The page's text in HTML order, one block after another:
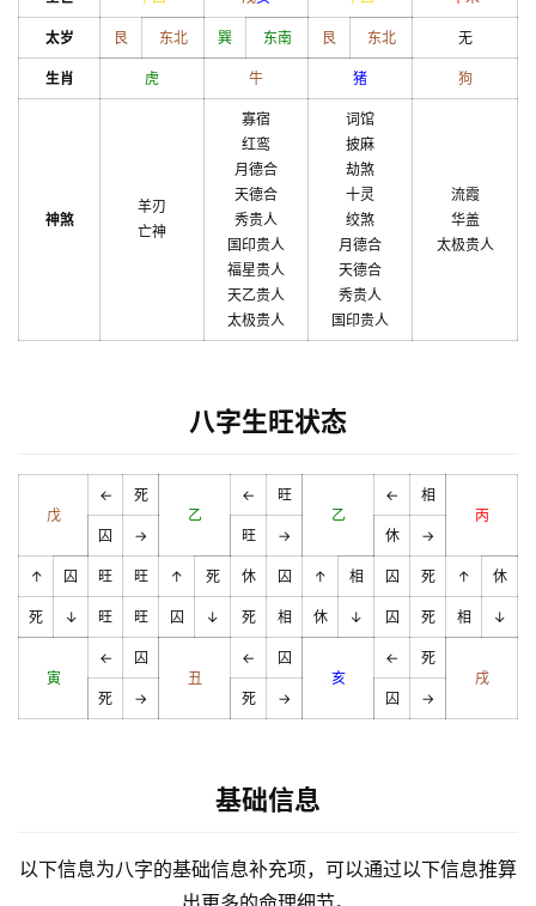
太岁 艮 东北 巽 东南 艮 东北 无
生肖 虎 牛 猪 狗
神煞
羊刃
亡神
寡宿
红鸾
月德合
天德合
秀贵人
国印贵人
福星贵人
天乙贵人
太极贵人
词馆
披麻
劫煞
十灵
绞煞
月德合
天德合
秀贵人
国印贵人
流霞
华盖
太极贵人
八字生旺状态
戊
←
死
乙
←
旺
乙
←
相
丙
囚
→ 旺 → 休 →
↑ 囚 旺 旺 ↑ 死 休 囚 ↑ 相 囚 死 ↑ 休
死 ↓ 旺 旺 囚 ↓ 死 相 休 ↓ 囚 死 相 ↓
寅
←
囚
丑
←
囚
亥
←
死
戌
死
→ 死 → 囚 →
基础信息
以下信息为八字的基础信息补充项，可以通过以下信息推算